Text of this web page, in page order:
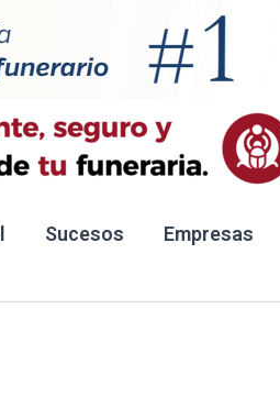
Sucesos Empresas